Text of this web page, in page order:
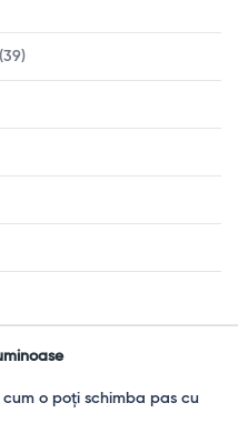
(39)
o poți schimba pas cu